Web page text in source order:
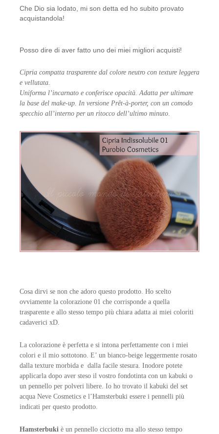
HEART AND HOME
LA SAPONARIA
LE ERBE DI JANAS
LE FATE BIO
NEVE COSMETICS
PHITOFILOS
PUROBIO COSMETICS
SABADÌ
TANGLE TEEZER
TEK ITALY
VILLA LODOLA
Che Dio sia lodato, mi son detta ed ho subito provato
acquistandola!
Posso dire di aver fatto uno dei miei migliori acquisti!
Cipria compatta trasparente dal colore neutro con texture leggera
e vellutata.
Uniforma l’incarnato e conferisce opacità. Adatta per ultimare
la base del make-up. In versione Prêt-à-porter, con un comodo
specchio all’interno per un ritocco dell’ultimo minuto.
Cosa dirvi se non che adoro questo prodotto. Ho scelto
ovviamente la colorazione 01 che corrisponde a quella
trasparente e allo stesso tempo più chiara adatta ai miei coloriti
cadaverici xD.
La colorazione è perfetta e si intona perfettamente con i miei
colori e il mio sottotono. E’ un bianco-beige leggermente rosato
dalla texture morbida e dalla facile stesura. Inodore potete
applicarla dopo aver steso il vostro fondotinta con un kabuki o
un pennello per polveri libere. Io ho trovato il kabuki del set
acqua Neve Cosmetics e l’Hamsterbuki essere i pennelli più
indicati per questo prodotto.
Hamsterbuki è un pennello cicciotto ma allo stesso tempo